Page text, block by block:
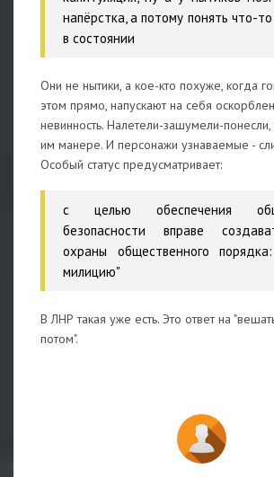
напёрстка, а потому понять что-
в состоянии
Они не нытики, а кое-кто похуже, когда
этом прямо, напускают на себя
невинность. Налетели-зашумели-понесли,
им манере. И персонажи узнаваемые -
Особый статус предусматривает:
с целью обеспечения
безопасности вправе
охраны общественного
милицию"
В ЛНР такая уже есть. Это ответ на
потом".